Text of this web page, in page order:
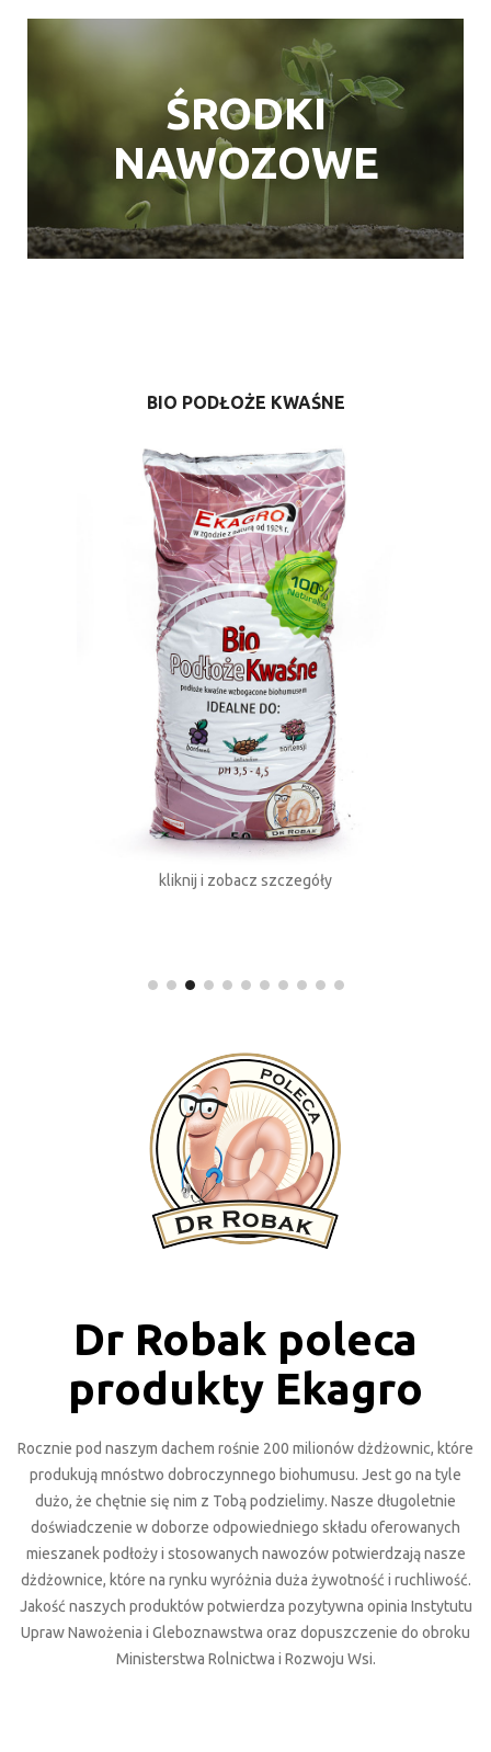
ŚRODKI
NAWOZOWE
BIO PODŁOŻE KWAŚNE
kliknij i zobacz szczegóły
Dr Robak poleca
produkty Ekagro
Rocznie pod naszym dachem rośnie 200 milionów dżdżownic, które
produkują mnóstwo dobroczynnego biohumusu. Jest go na tyle
dużo, że chętnie się nim z Tobą podzielimy. Nasze długoletnie
doświadczenie w doborze odpowiedniego składu oferowanych
mieszanek podłoży i stosowanych nawozów potwierdzają nasze
dżdżownice, które na rynku wyróżnia duża żywotność i ruchliwość.
Jakość naszych produktów potwierdza pozytywna opinia Instytutu
Upraw Nawożenia i Gleboznawstwa oraz dopuszczenie do obroku
Ministerstwa Rolnictwa i Rozwoju Wsi.